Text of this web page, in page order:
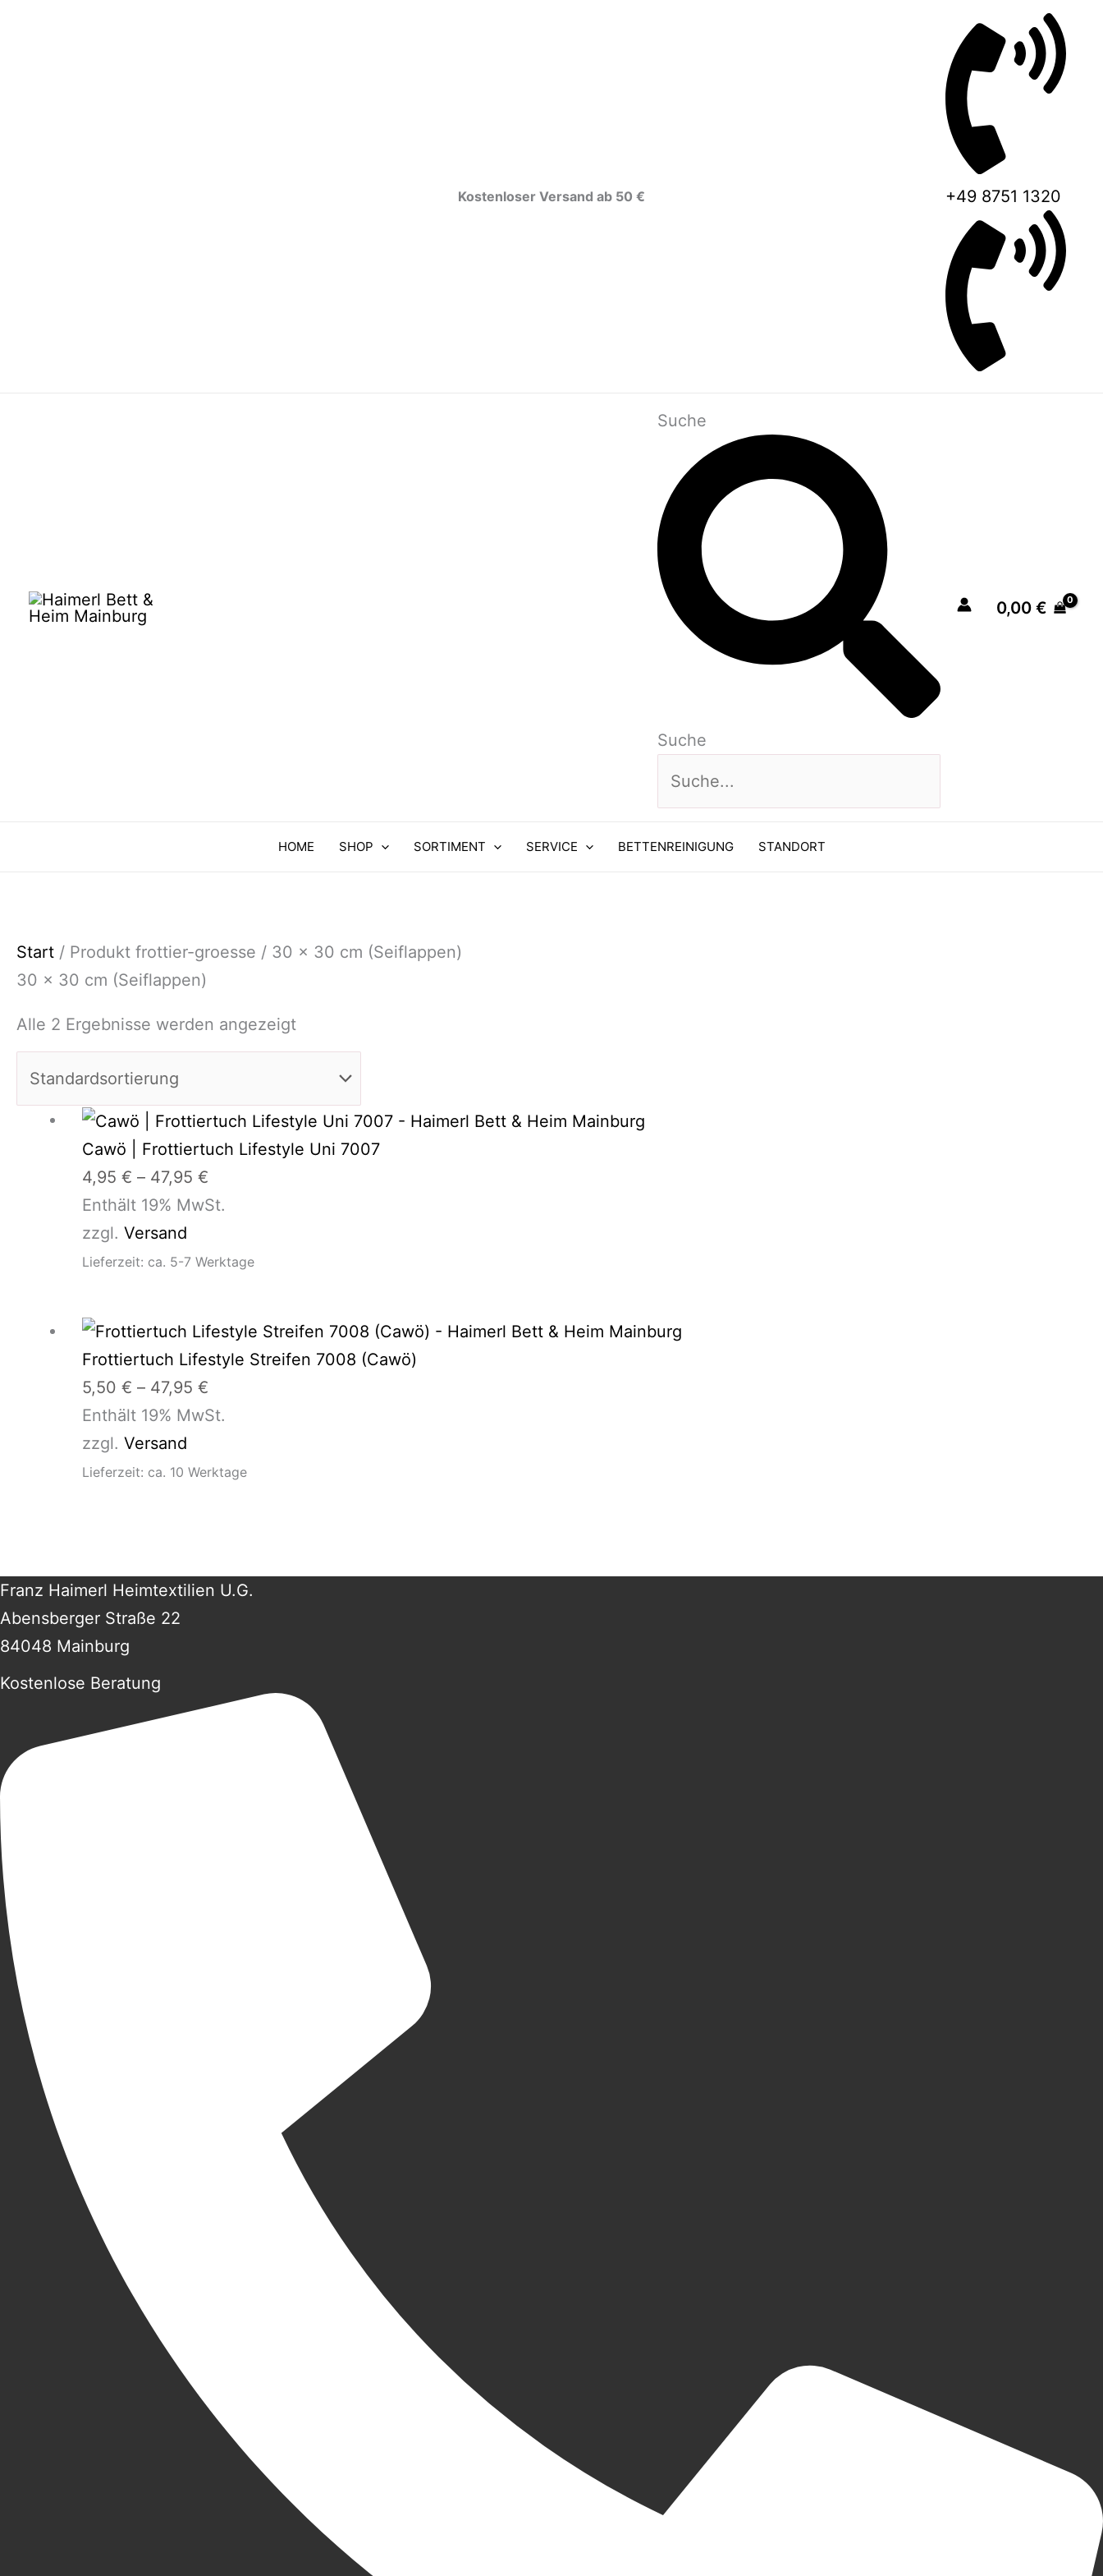
Kostenloser Versand ab 50 € +49 8751 1320
Suche
Suche
0,00 €
HOME SHOP SORTIMENT SERVICE BETTENREINIGUNG STANDORT
Start / Produkt frottier-groesse / 30 x 30 cm (Seiflappen)
30 x 30 cm (Seiflappen)
Alle 2 Ergebnisse werden angezeigt
Cawö | Frottiertuch Lifestyle Uni 7007
4,95 € – 47,95 €
Preisspanne:
4,95 €
47,95 €
Enthält 19% MwSt.
zzgl. Versand
Lieferzeit: ca. 5-7 Werktage
Frottiertuch Lifestyle Streifen 7008 (Cawö)
5,50 € – 47,95 €
Preisspanne:
5,50 €
47,95 €
Enthält 19% MwSt.
zzgl. Versand
Lieferzeit: ca. 10 Werktage
Franz Haimerl Heimtextilien U.G.
Abensberger Straße 22
84048 Mainburg
Kostenlose Beratung